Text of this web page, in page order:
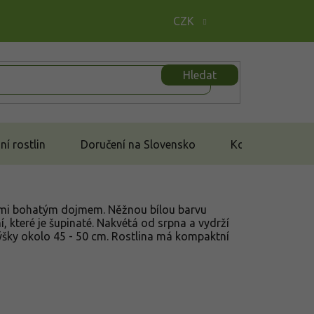
CZK
Hledat
rostlin Doručení na Slovensko Kontakt
bohatým dojmem. Něžnou bílou barvu
které je šupinaté. Nakvétá od srpna a vydrží
okolo 45 - 50 cm. Rostlina má kompaktní